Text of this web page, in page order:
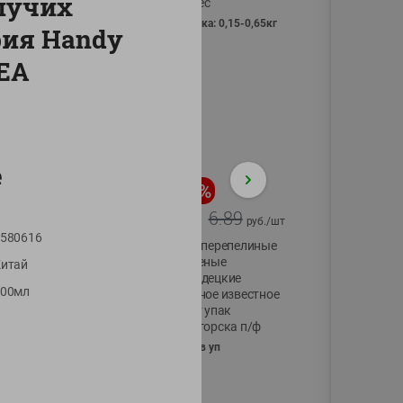
фасовка: 0,15-0,65кг
Масло Топленое
ГХИ Местное
200г
%
6.89 руб./шт
Яйца перепелиные
копченые
Молодецкие
Местное известное
20 шт упак
Солигорска п/ф
20шт в уп
Handy